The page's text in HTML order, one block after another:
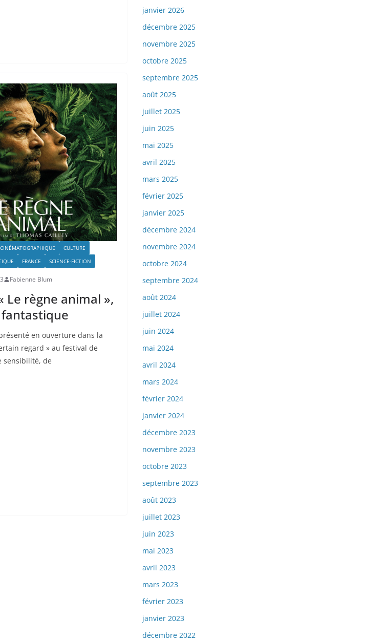
CULTURE
FRANCE SCIENCE-FICTION
Fabienne Blum
Le règne animal »,
fantastique
en ouverture dans la
regard » au festival de
sensibilité, de
janvier 2026
décembre 2025
novembre 2025
octobre 2025
septembre 2025
août 2025
juillet 2025
juin 2025
mai 2025
avril 2025
mars 2025
février 2025
janvier 2025
décembre 2024
novembre 2024
octobre 2024
septembre 2024
août 2024
juillet 2024
juin 2024
mai 2024
avril 2024
mars 2024
février 2024
janvier 2024
décembre 2023
novembre 2023
octobre 2023
septembre 2023
août 2023
juillet 2023
juin 2023
mai 2023
avril 2023
mars 2023
février 2023
janvier 2023
décembre 2022